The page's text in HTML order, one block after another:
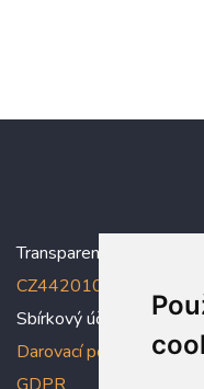
Transparentní účet:
Sbírkový účet:
Darovací podmínky,